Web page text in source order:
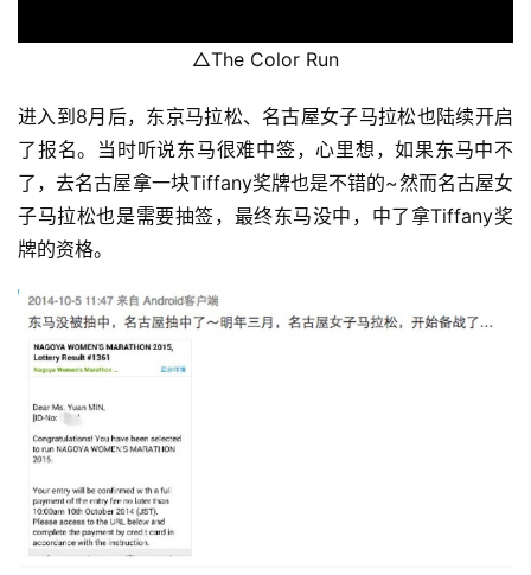
△The Color Run
进入到8月后，东京马拉松、名古屋女子马拉松也陆续开启
了报名。当时听说东马很难中签，心里想，如果东马中不
了，去名古屋拿一块Tiffany奖牌也是不错的~然而名古屋女
子马拉松也是需要抽签，最终东马没中，中了拿Tiffany奖
牌的资格。